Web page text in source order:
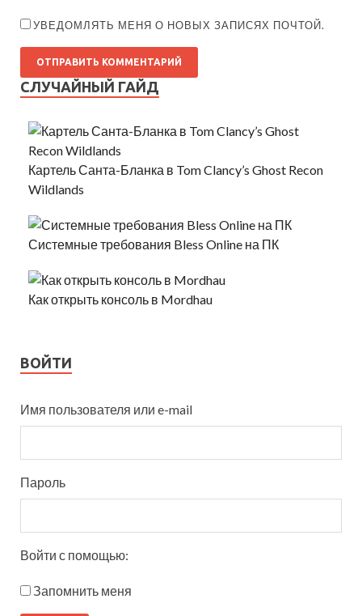
УВЕДОМЛЯТЬ МЕНЯ О НОВЫХ ЗАПИСЯХ ПОЧТОЙ.
СЛУЧАЙНЫЙ ГАЙД
Картель Санта-Бланка в Tom Clancy’s Ghost Recon
Wildlands
Системные требования Bless Online на ПК
Как открыть консоль в Mordhau
ВОЙТИ
Имя пользователя или e-mail
Пароль
Войти с помощью:
Запомнить меня